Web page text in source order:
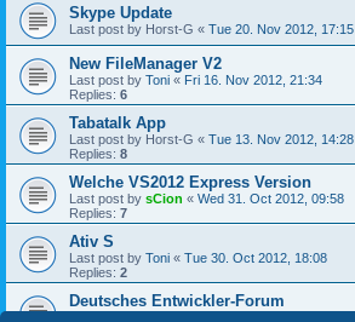
Skype Update
Last post by Horst-G « Tue 20. Nov 2012, 17:15
New FileManager V2
Last post by Toni « Fri 16. Nov 2012, 21:34
Replies: 6
Tabatalk App
Last post by Horst-G « Tue 13. Nov 2012, 14:28
Replies: 8
Welche VS2012 Express Version
Last post by sCion « Wed 31. Oct 2012, 09:58
Replies: 7
Ativ S
Last post by Toni « Tue 30. Oct 2012, 18:08
Replies: 2
Deutsches Entwickler-Forum